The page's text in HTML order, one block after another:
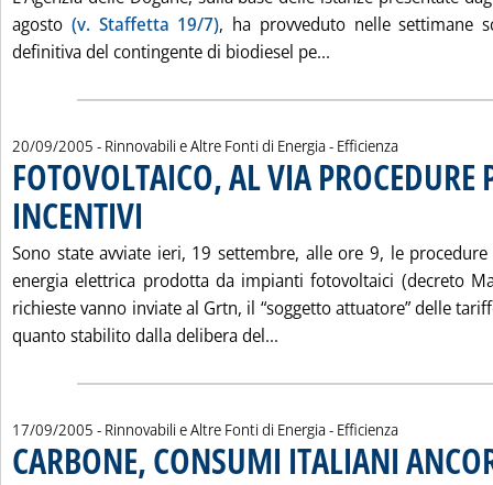
agosto (v. Staffetta 19/7), ha provveduto nelle settimane
definitiva del contingente di biodiesel pe...
20/09/2005 - Rinnovabili e Altre Fonti di Energia - Efficienza
FOTOVOLTAICO, AL VIA PROCEDURE
INCENTIVI
Sono state avviate ieri, 19 settembre, alle ore 9, le
energia elettrica prodotta da impianti fotovoltaici (decreto
richieste vanno inviate al Grtn, il “soggetto attuatore” delle
quanto stabilito dalla delibera del...
17/09/2005 - Rinnovabili e Altre Fonti di Energia - Efficienza
CARBONE, CONSUMI ITALIANI